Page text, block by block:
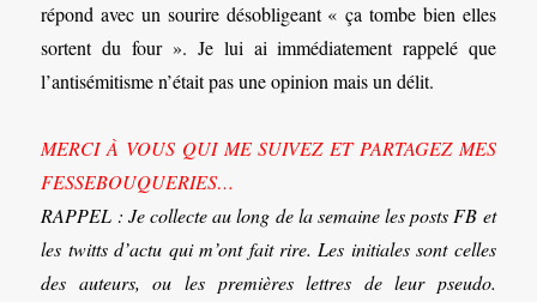
répond avec un sourire désobligeant « ça tombe bien elles
sortent du four ». Je lui ai immédiatement rappelé que
l’antisémitisme n’était pas une opinion mais un délit.
MERCI À VOUS QUI ME SUIVEZ ET PARTAGEZ MES
FESSEBOUQUERIES…
RAPPEL : Je collecte au long de la semaine les posts FB et
les twitts d’actu qui m’ont fait rire. Les initiales sont celles
des auteurs, ou les premières lettres de leur pseudo.